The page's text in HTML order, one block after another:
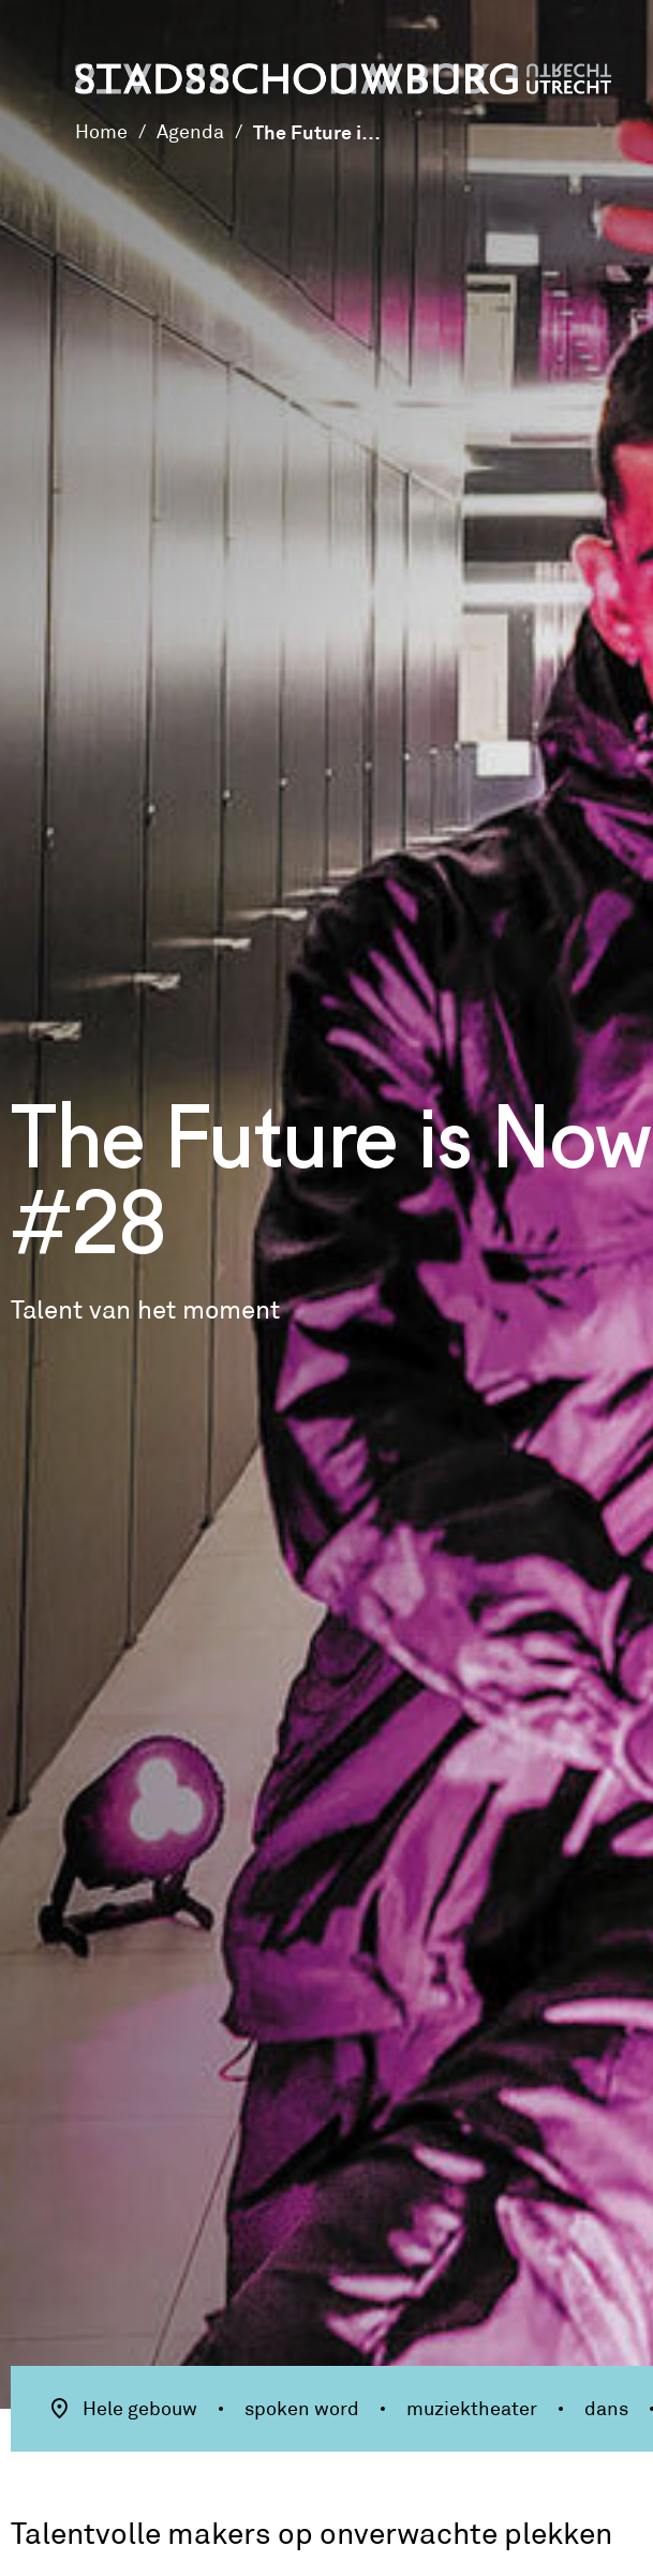
Home / Agenda / The Future is Now #28
The Future is Now
#28
Talent van het moment
Hele gebouw spoken word muziektheater dans
Talentvolle makers op onverwachte plekken